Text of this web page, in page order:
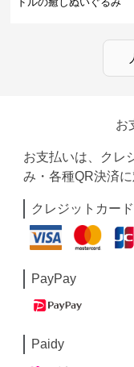
お
お支払いは、クレ
み・各種QR決済に
クレジットカード
PayPay
Paidy